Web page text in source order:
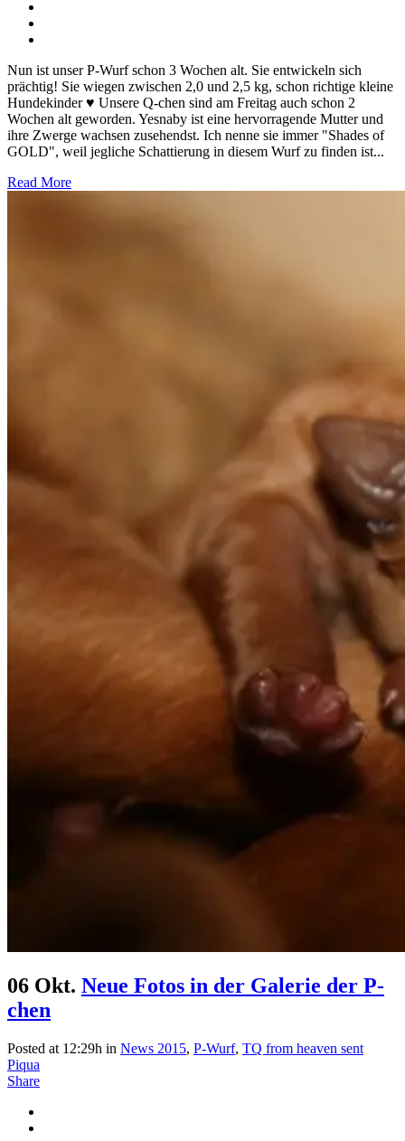
Nun ist unser P-Wurf schon 3 Wochen alt. Sie entwickeln sich
prächtig! Sie wiegen zwischen 2,0 und 2,5 kg, schon richtige kleine
Hundekinder ♥ Unsere Q-chen sind am Freitag auch schon 2
Wochen alt geworden. Yesnaby ist eine hervorragende Mutter und
ihre Zwerge wachsen zusehendst. Ich nenne sie immer "Shades of
GOLD", weil jegliche Schattierung in diesem Wurf zu finden ist...
Read More
06 Okt. Neue Fotos in der Galerie der P-
chen
Posted at 12:29h in News 2015, P-Wurf, TQ from heaven sent
Piqua
Share